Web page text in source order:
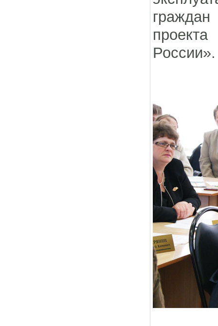
граждан
России».